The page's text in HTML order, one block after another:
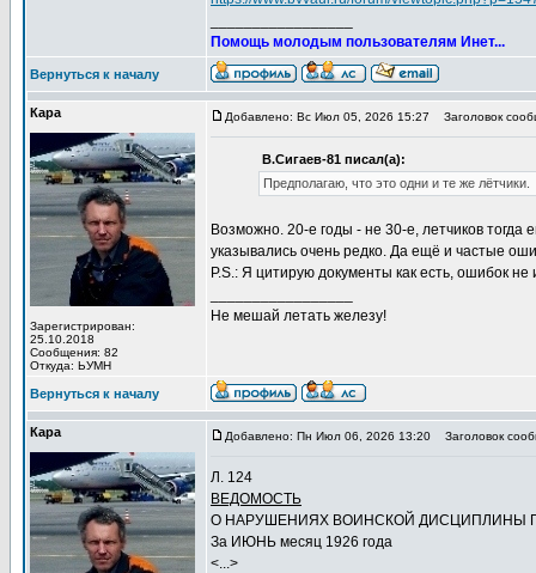
Помощь молодым пользователям Инет...
Вернуться к началу
Кара
Зарегистрирован:
25.10.2018
Сообщения: 82
Откуда: ЬУМН
Добавлено: Вс Июл 05, 2026 15:27 Заголовок
В.Сигаев-81 писал(а):
Предполагаю, что это одни и те же лётчики.
Возможно. 20-е годы - не 30-е, летчиков
указывались очень редко. Да ещё и частые
P.S.: Я цитирую документы как есть, ошибок не
Не мешай летать железу!
Вернуться к началу
Кара Добавлено: Пн Июл 06, 2026 13:20 Заголовок
Л. 124
ВЕДОМОСТЬ
О НАРУШЕНИЯХ ВОИНСКОЙ ДИСЦИПЛИНЫ
За ИЮНЬ месяц 1926 года
<...>